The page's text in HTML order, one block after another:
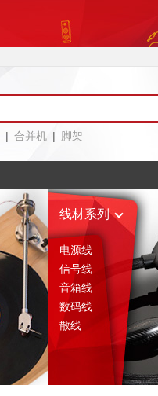
| 合并机 | 脚架
线材系列
电源线
信号线
音箱线
数码线
散线